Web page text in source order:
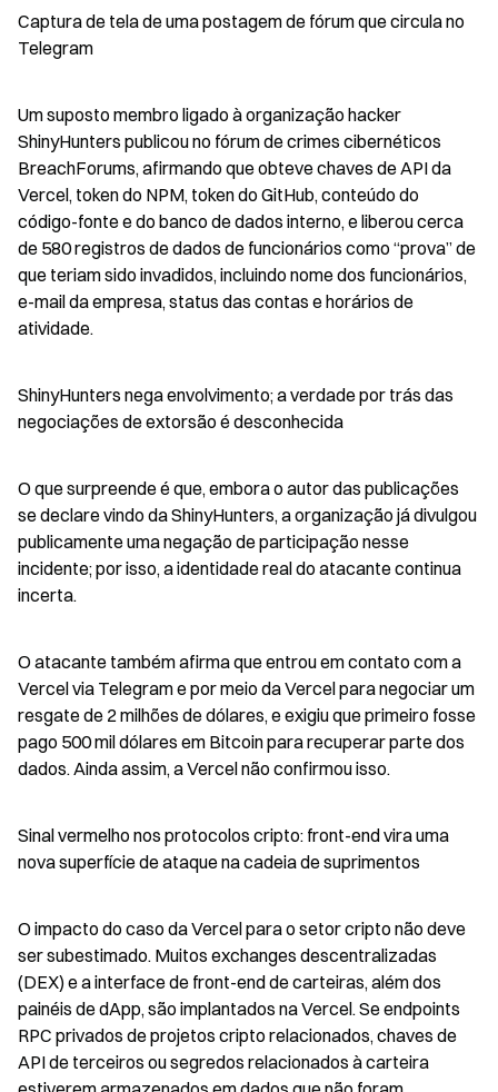
Captura de tela de uma postagem de fórum que circula no
Telegram
Um suposto membro ligado à organização hacker
ShinyHunters publicou no fórum de crimes cibernéticos
BreachForums, afirmando que obteve chaves de API da
Vercel, token do NPM, token do GitHub, conteúdo do
código-fonte e do banco de dados interno, e liberou cerca
de 580 registros de dados de funcionários como “prova” de
que teriam sido invadidos, incluindo nome dos funcionários,
e-mail da empresa, status das contas e horários de
atividade.
ShinyHunters nega envolvimento; a verdade por trás das
negociações de extorsão é desconhecida
O que surpreende é que, embora o autor das publicações
se declare vindo da ShinyHunters, a organização já divulgou
publicamente uma negação de participação nesse
incidente; por isso, a identidade real do atacante continua
incerta.
O atacante também afirma que entrou em contato com a
Vercel via Telegram e por meio da Vercel para negociar um
resgate de 2 milhões de dólares, e exigiu que primeiro fosse
pago 500 mil dólares em Bitcoin para recuperar parte dos
dados. Ainda assim, a Vercel não confirmou isso.
Sinal vermelho nos protocolos cripto: front-end vira uma
nova superfície de ataque na cadeia de suprimentos
O impacto do caso da Vercel para o setor cripto não deve
ser subestimado. Muitos exchanges descentralizadas
(DEX) e a interface de front-end de carteiras, além dos
painéis de dApp, são implantados na Vercel. Se endpoints
RPC privados de projetos cripto relacionados, chaves de
API de terceiros ou segredos relacionados à carteira